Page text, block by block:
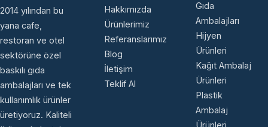
2014 yılından bu
yana cafe,
restoran ve otel
sektörüne özel
baskılı gıda
ambalajları ve tek
kullanımlık ürünler
üretiyoruz. Kaliteli
Hakkımızda
Ürünlerimiz
Referanslarımız
Blog
İletişim
Teklif Al
Gıda
Ambalajları
Hijyen
Ürünleri
Kağıt Ambalaj
Ürünleri
Plastik
Ambalaj
Ürünleri